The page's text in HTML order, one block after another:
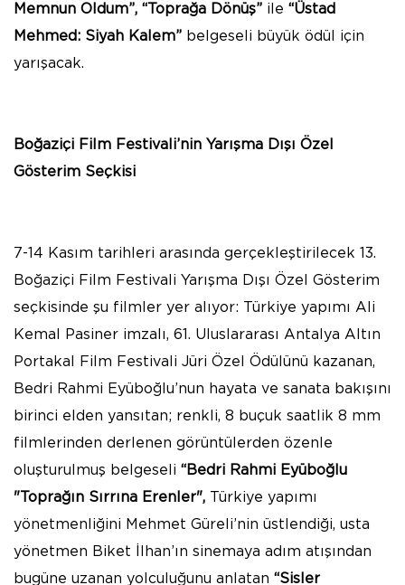
Memnun Oldum”, “Toprağa Dönüş” ile “Üstad
Mehmed: Siyah Kalem” belgeseli büyük ödül için
yarışacak.
Boğaziçi Film Festivali’nin Yarışma Dışı Özel
Gösterim Seçkisi
7-14 Kasım tarihleri arasında gerçekleştirilecek 13.
Boğaziçi Film Festivali Yarışma Dışı Özel Gösterim
seçkisinde şu filmler yer alıyor: Türkiye yapımı Ali
Kemal Pasiner imzalı, 61. Uluslararası Antalya Altın
Portakal Film Festivali Jüri Özel Ödülünü kazanan,
Bedri Rahmi Eyüboğlu’nun hayata ve sanata bakışını
birinci elden yansıtan; renkli, 8 buçuk saatlik 8 mm
filmlerinden derlenen görüntülerden özenle
oluşturulmuş belgeseli “Bedri Rahmi Eyüboğlu
"Toprağın Sırrına Erenler", Türkiye yapımı
yönetmenliğini Mehmet Güreli’nin üstlendiği, usta
yönetmen Biket İlhan’ın sinemaya adım atışından
bugüne uzanan yolculuğunu anlatan “Sisler